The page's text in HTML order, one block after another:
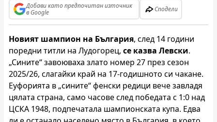
Добави като предпочитан източник
в Google
Сподели
Новият шампион на България, след 14 години
поредни титли на Лудогорец, се казва Левски.
„Сините“ завоюваха злато номер 27 през сезон
2025/26, слагайки край на 17-годишното си чакане.
Еуфорията в „сините“ фенски редици вече завладя
цялата страна, само часове след победата с 1:0 над
ЦСКА 1948, подпечатала шампионската купа. Едва